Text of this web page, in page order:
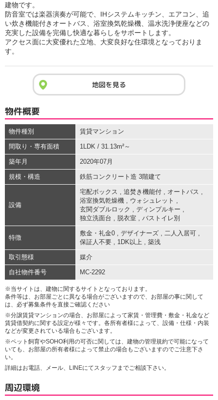
建物です。
防音室では楽器演奏が可能で、IHシステムキッチン、エアコン、追
い炊き機能付きオートバス、浴室換気乾燥機、温水洗浄便座などの
充実した設備を完備し快適な暮らしをサポートします。
アクセス面に大変優れた立地、大変良好な住環境となっておりま
す。
地図を見る
物件概要
物件種別 賃貸マンション
間取り・専有面積 1LDK / 31.13m²～
築年月 2020年07月
規模・構造 鉄筋コンクリート造 3階建て
設備
宅配ボックス , 追焚き機能付 , オートバス ,
浴室換気乾燥機 , ウォシュレット ,
玄関ダブルロック , ディンプルキー ,
独立洗面台 , 脱衣室 , バストイレ別
特徴
敷金・礼金0 , デザイナーズ , 二人入居可 ,
保証人不要 , 1DK以上 , 築浅
取引態様 媒介
自社物件番号 MC-2292
※当サイトは、建物に関するサイトとなっております。
条件等は、お部屋ごとに異なる場合がございますので、お部屋の事に関して
は、必ず募集条件を直接ご確認ください
※分譲賃貸マンションの場合、お部屋によって家賃・管理費・敷金・礼金など
賃貸借契約に関する設定が様々です。各所有者様によって、設備・仕様・内装
などが変更されている場合もございます。
※ペット飼育やSOHO利用の可否に関しては、建物の管理規約で可能になって
いても、お部屋の所有者様によって禁止の場合もございますのでご注意下さ
い。
詳細はお電話、メール、LINEにてスタッフまでご相談下さい。
周辺環境